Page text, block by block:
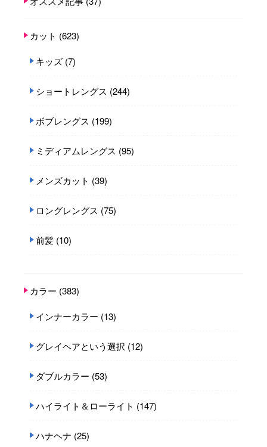
カット (623)
キッズ (7)
ショートレングス (244)
ボブレングス (199)
ミディアムレングス (95)
メンズカット (39)
ロングレングス (75)
前髪 (10)
カラー (383)
インナーカラー (13)
グレイヘアという選択 (12)
ダブルカラー (53)
ハイライト＆ローライト (147)
ハナヘナ (25)